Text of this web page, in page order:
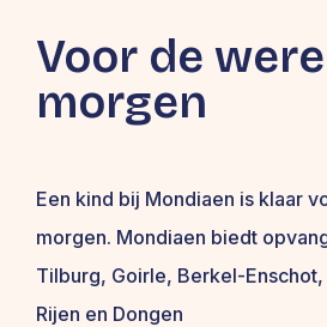
Voor de
morgen
Een kind bij Mondiaen is klaar
morgen. Mondiaen biedt
Tilburg, Goirle, Berkel-
Rijen en Dongen